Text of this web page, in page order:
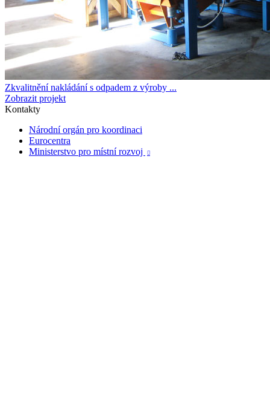
Zkvalitnění nakládání s odpadem z výroby ...
Zobrazit projekt
Kontakty
Národní orgán pro koordinaci
Eurocentra
Ministerstvo pro místní rozvoj
